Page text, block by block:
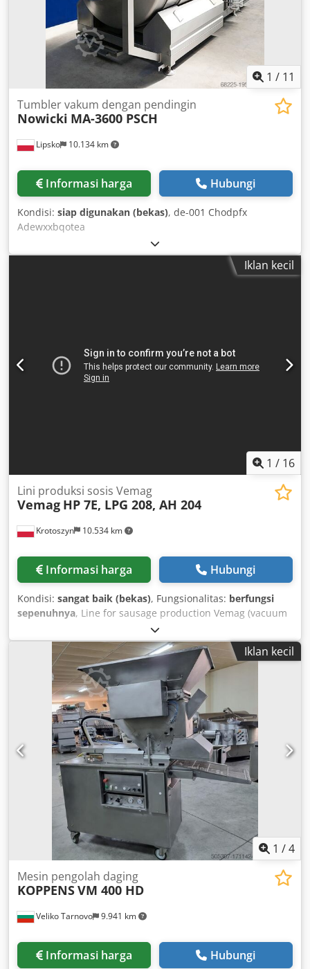
1 / 11
Lipsko 10.134 km
Tumbler vakum dengan pendingin
Nowicki MA-3600 PSCH
Informasi harga Hubungi
Kondisi: siap digunakan (bekas), de-001 Chodpfx
Adewxxbqotea
Iklan kecil
1 / 16
Krotoszyn 10.534 km
Lini produksi sosis Vemag
Vemag HP 7E, LPG 208, AH 204
Informasi harga Hubungi
Kondisi: sangat baik (bekas), Fungsionalitas: berfungsi
sepenuhnya, Line for sausage production Vemag (vacuum
filler, portioning machine, hanging unit) Vacuum Filler with
Loader Brand: Vemag Model: HP 7E Year of manufacture:
2008 Power: 10 kW Voltage: 400-460V, 15A, 50/60Hz
Portioning Machine Brand: Vemag Model: LPG 208 Year of
manufacture: 2011 Power: 6 kW Voltage: 400-460V, 9A,
50/60Hz Hanging Unit Brand: Vemag Model: AH 204 Year of
manufacture: 2011 Power: 1.5 kW Codpfx Asv Ucgksdtjha
Voltage: 400-460V, 3.5A, 50/60Hz
Iklan kecil
1 /4
Veliko Tarnovo 9.941 km
Mesin pengolah daging
KOPPENSVM 400 HD
Informasi harga Hubungi